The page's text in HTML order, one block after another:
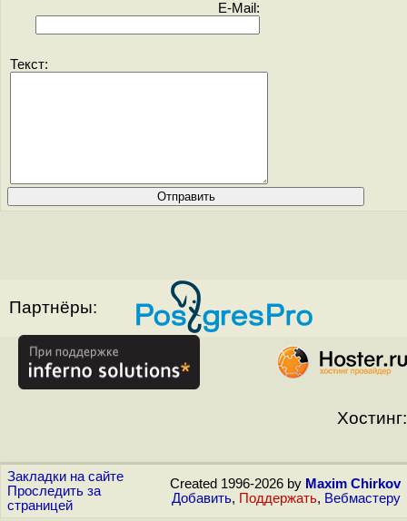
E-Mail:
Текст:
Партнёры:
Хостинг:
Закладки на сайте
Проследить за
страницей
Created 1996-2026 by Maxim Chirkov
Добавить, Поддержать, Вебмастеру